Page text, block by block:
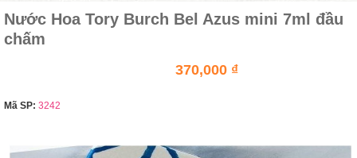
Nước Hoa Tory Burch Bel Azus mini 7ml đầu
chấm
370,000 ₫
Mã SP: 3242